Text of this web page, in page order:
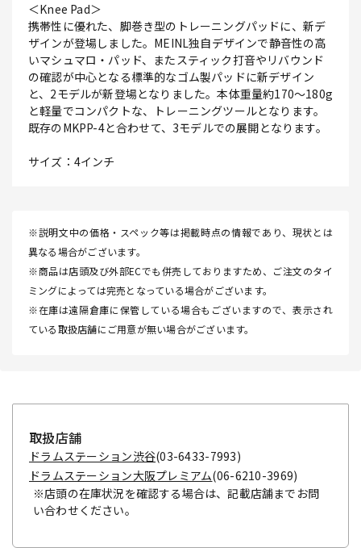
＜Knee Pad＞
携帯性に優れた、脚巻き型のトレーニングパッドに、新デ
ザインが登場しました。MEINL独自デザインで静音性の高
いマシュマロ・パッド、またスティック打音やリバウンド
の確認が中心となる標準的なゴム製パッドに新デザイン
と、2モデルが新登場となりました。本体重量約170～180g
と軽量でコンパクトな、トレーニングツールとなります。
既存のMKPP-4と合わせて、3モデルでの展開となります。
サイズ：4インチ
※説明文中の価格・スペック等は掲載時点の情報であり、現状とは
異なる場合がございます。
※商品は店頭及び外部ECでも併売しておりますため、ご注文のタイ
ミングによっては完売となっている場合がございます。
※在庫は遠隔倉庫に保管している場合もございますので、表示され
ている取扱店舗にご用意が無い場合がございます。
取扱店舗
ドラムステーション渋谷(03-6433-7993)
ドラムステーション大阪プレミアム(06-6210-3969)
※店頭の在庫状況を確認する場合は、記載店舗までお問
い合わせください。